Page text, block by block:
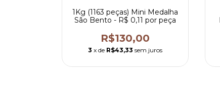
1Kg (1163 peças) Mini Medalha
São Bento - R$ 0,11 por peça
R$130,00
3 x de R$43,33 sem juros